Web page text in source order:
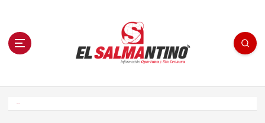
n El Salmantino - medios/noticias/editorial